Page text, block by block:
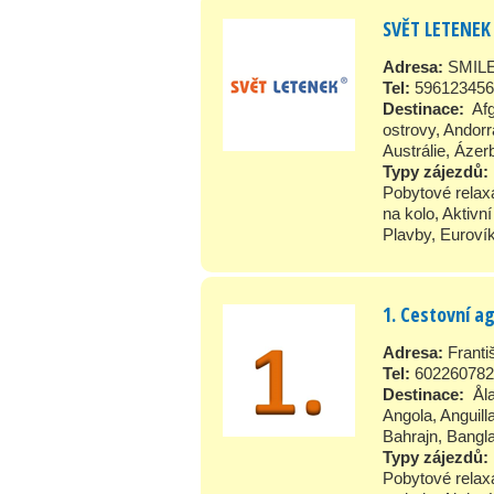
SVĚT
Adresa:
Tel: 596123456
Destinace:
ostrovy,
Austrálie,
Typy zájezdů:
Pobytové
na kolo,
Plavby,
1. Cestovní
Adresa:
Tel: 602260782
Destinace:
Angola,
Bahrajn,
Typy zájezdů:
Pobytové